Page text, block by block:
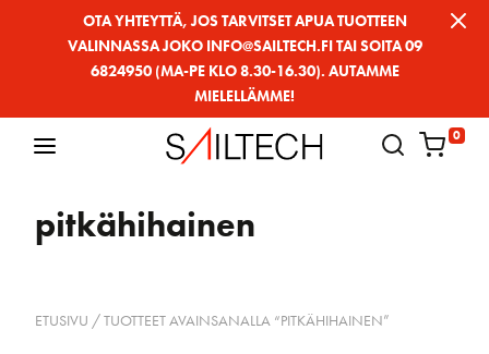
OTA YHTEYTTÄ, JOS TARVITSET APUA TUOTTEEN
VALINNASSA JOKO INFO@SAILTECH.FI TAI SOITA 09
6824950 (MA-PE KLO 8.30-16.30). AUTAMME
MIELELLÄMME!
0
pitkähihainen
ETUSIVU / TUOTTEET AVAINSANALLA “PITKÄHIHAINEN”